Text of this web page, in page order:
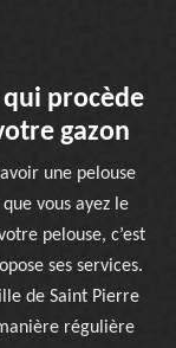
procède
gazon
une pelouse
vous ayez le
pelouse, c’est
ses services.
de Saint Pierre
régulière